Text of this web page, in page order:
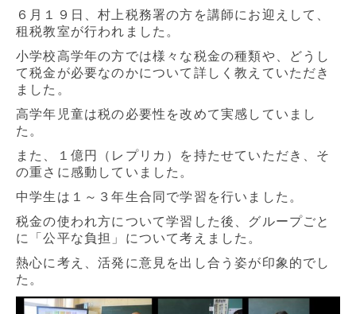
６月１９日、村上税務署の方を講師にお迎えして、
租税教室が行われました。
小学校高学年の方では様々な税金の種類や、どうし
て税金が必要なのかについて詳しく教えていただき
ました。
高学年児童は税の必要性を改めて実感していまし
た。
また、１億円（レプリカ）を持たせていただき、そ
の重さに感動していました。
中学生は１～３年生合同で学習を行いました。
税金の使われ方について学習した後、グループごと
に「公平な負担」について考えました。
熱心に考え、活発に意見を出し合う姿が印象的でし
た。